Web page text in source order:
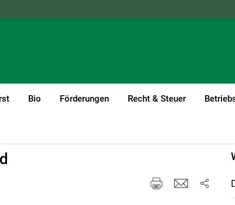
Bio Förderungen Recht & Steuer